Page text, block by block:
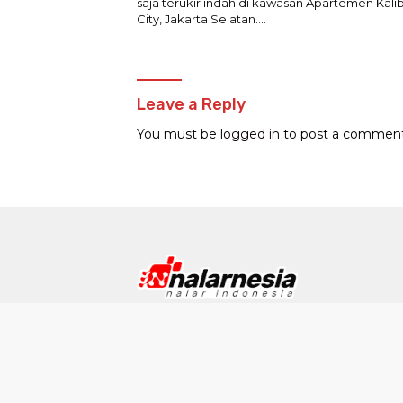
saja terukir indah di kawasan Apartemen
City, Jakarta Selatan….
Leave a Reply
You must be logged in to post a